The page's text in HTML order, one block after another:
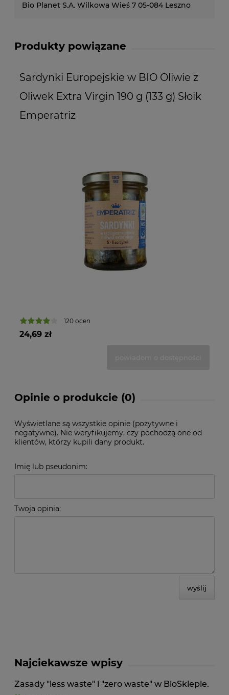
Bio Planet S.A. Wilkowa Wieś 7 05-084 Leszno
Produkty powiązane
Sardynki Europejskie w BIO Oliwie z
Oliwek Extra Virgin 190 g (133 g) Słoik
Emperatriz
120 ocen
24,69 zł
Opinie o produkcie (0)
Wyświetlane są wszystkie opinie (pozytywne i
negatywne). Nie weryfikujemy, czy pochodzą one od
klientów, którzy kupili dany produkt.
Imię lub pseudonim:
Twoja opinia:
wyślij
Najciekawsze wpisy
Zasady "less waste" i "zero waste" w BioSklepie.